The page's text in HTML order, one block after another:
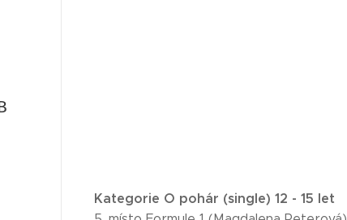
Kategorie O pohár (single) 12 - 15 let